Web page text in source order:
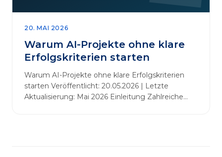
20. MAI 2026
Warum AI-Projekte ohne klare
Erfolgskriterien starten
Warum AI-Projekte ohne klare Erfolgskriterien
starten Veröffentlicht: 20.05.2026 | Letzte
Aktualisierung: Mai 2026 Einleitung Zahlreiche